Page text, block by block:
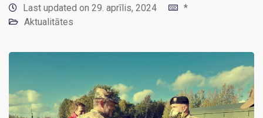
Last updated on 29. aprīlis, 2024
*
Aktualitātes